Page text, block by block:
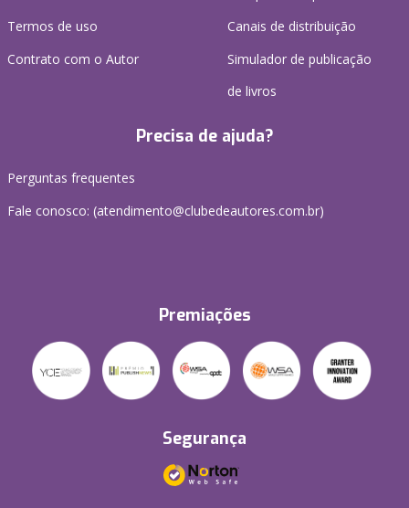
Termos de uso
Contrato com o Autor
Canais de distribuição
Simulador de publicação
de livros
Precisa de ajuda?
Perguntas frequentes
Fale conosco: (atendimento@clubedeautores.com.br)
Premiações
Segurança